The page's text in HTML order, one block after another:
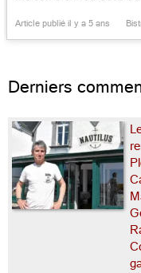
une éternité. On y
Article publié il y a 5 ans
Derniers